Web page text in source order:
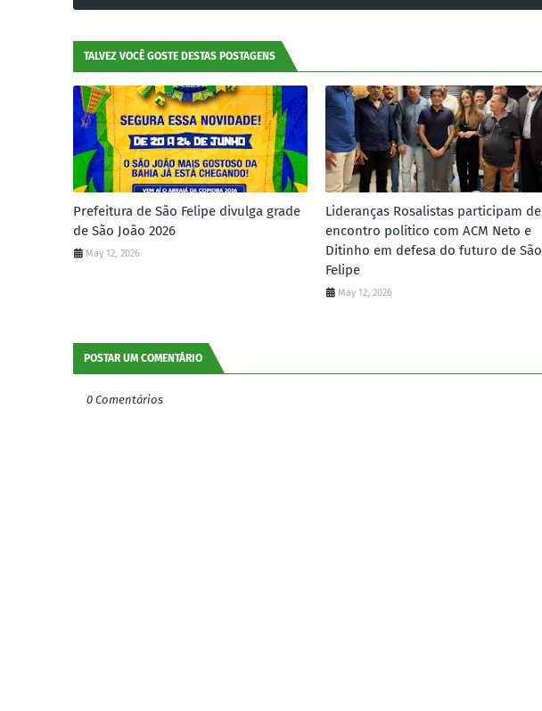
TALVEZ VOCÊ GOSTE DESTAS POSTAGENS
Prefeitura de São Felipe divulga grade
de São João 2026
May 12, 2026
Lideranças Rosalistas participam de
encontro político com ACM Neto e
Ditinho em defesa do futuro de São
Felipe
May 12, 2026
POSTAR UM COMENTÁRIO
0 Comentários